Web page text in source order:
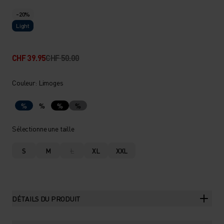
-20%
Light
CHF 39.95CHF 50.00
Couleur: Limoges
% % % %
Sélectionne une taille
S M L XL XXL
DÉTAILS DU PRODUIT